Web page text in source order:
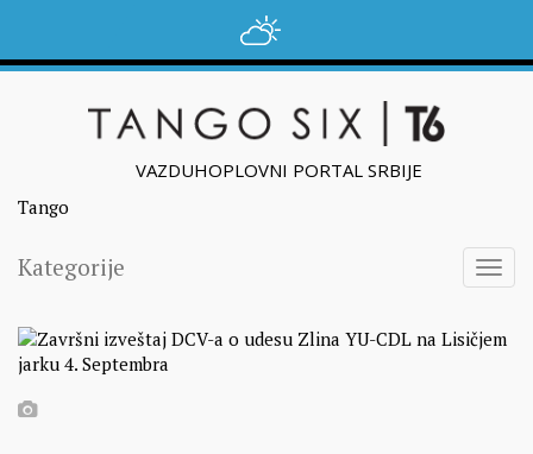
VAZDUHOPLOVNI PORTAL SRBIJE
Tango
Kategorije